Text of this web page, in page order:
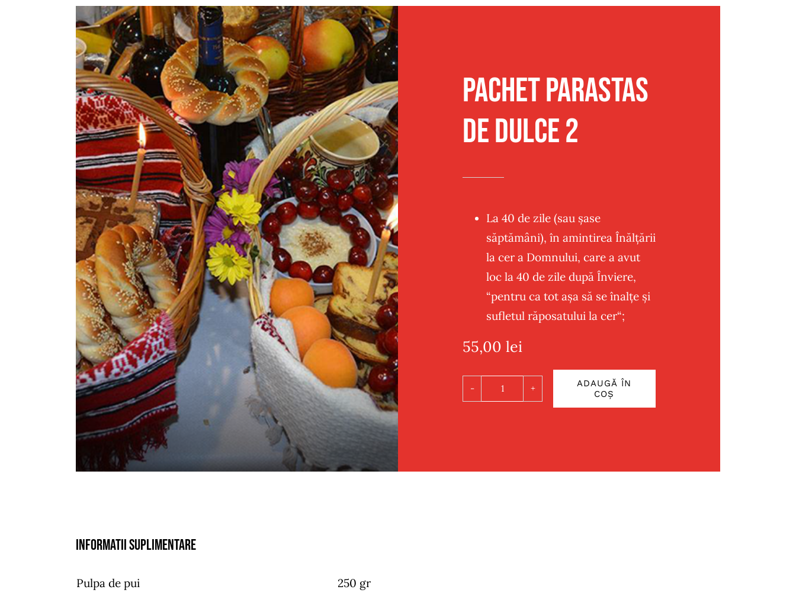
Traditional
Pachet Parastas
de Dulce 2
La 40 de zile (sau şase
săptămâni), în amintirea Înălţării
la cer a Domnului, care a avut
loc la 40 de zile după Înviere,
“pentru ca tot aşa să se înalţe şi
sufletul răposatului la cer“;
55,00 lei
Cantitate
2
ADAUGĂ ÎN
COȘ
Informatii suplimentare
Pulpa de pui
250 gr